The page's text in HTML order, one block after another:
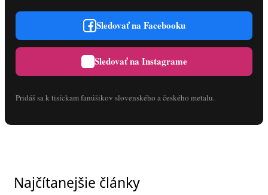
Sledovať na Facebooku
Sledovať na Instagrame
Pridáš sa k tisíckam fanúšikov slovenského a českého metalu.
Najčítanejšie články